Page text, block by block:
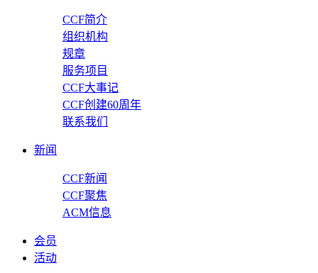
CCF简介
组织机构
规章
服务项目
CCF大事记
CCF创建60周年
联系我们
新闻
CCF新闻
CCF聚焦
ACM信息
会员
活动